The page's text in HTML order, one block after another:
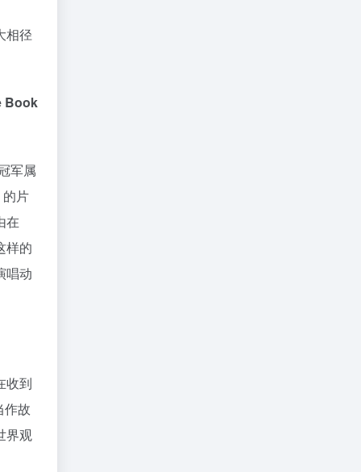
相径
Book
军属
片
在
样的
唱动
收到
作故
界观